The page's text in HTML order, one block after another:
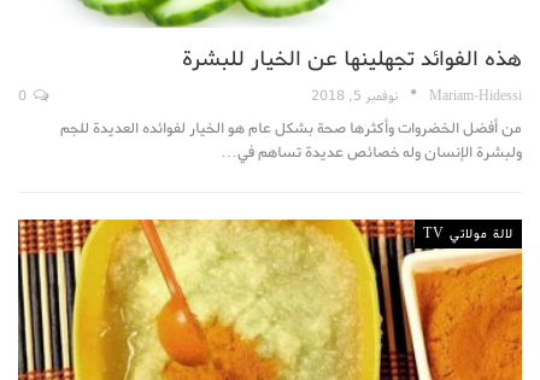
هذه الفوائد تجهلينها عن الخيار للبشرة
Mariam-Hidessi نوفمبر 5, 2018
من أفضل الخضروات وأكثرها صحة بشكل عام هو الخيار لفوائده العديدة للجم
ولبشرة الإنسان وله خصائص عديدة تساهم في…
لالة مولاتي TV